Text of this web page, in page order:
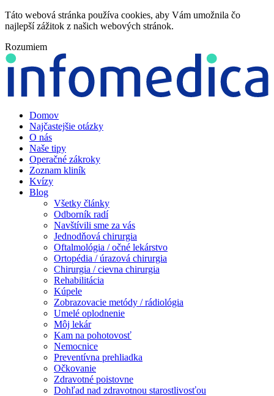
Táto webová stránka používa cookies, aby Vám umožnila čo
najlepší zážitok z našich webových stránok.
Rozumiem
Domov
Najčastejšie otázky
O nás
Naše tipy
Operačné zákroky
Zoznam kliník
Kvízy
Blog
Všetky články
Odborník radí
Navštívili sme za vás
Jednodňová chirurgia
Oftalmológia / očné lekárstvo
Ortopédia / úrazová chirurgia
Chirurgia / cievna chirurgia
Rehabilitácia
Kúpele
Zobrazovacie metódy / rádiológia
Umelé oplodnenie
Môj lekár
Kam na pohotovosť
Nemocnice
Preventívna prehliadka
Očkovanie
Zdravotné poistovne
Dohľad nad zdravotnou starostlivosťou